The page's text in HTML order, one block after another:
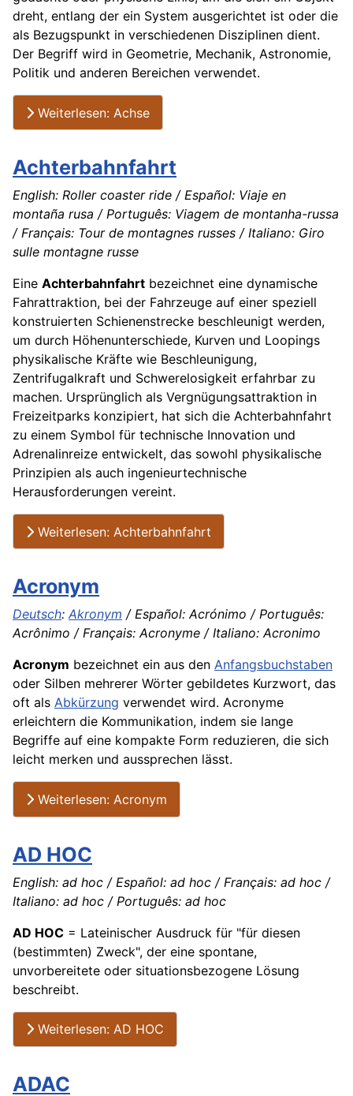
dreht, entlang der ein System ausgerichtet ist oder die
als Bezugspunkt in verschiedenen Disziplinen dient.
Der Begriff wird in Geometrie, Mechanik, Astronomie,
Politik und anderen Bereichen verwendet.
Weiterlesen: Achse
Achterbahnfahrt
English: Roller coaster ride / Español: Viaje en
montaña rusa / Português: Viagem de montanha-russa
/ Français: Tour de montagnes russes / Italiano: Giro
sulle montagne russe
Eine Achterbahnfahrt bezeichnet eine dynamische
Fahrattraktion, bei der Fahrzeuge auf einer speziell
konstruierten Schienenstrecke beschleunigt werden,
um durch Höhenunterschiede, Kurven und Loopings
physikalische Kräfte wie Beschleunigung,
Zentrifugalkraft und Schwerelosigkeit erfahrbar zu
machen. Ursprünglich als Vergnügungsattraktion in
Freizeitparks konzipiert, hat sich die Achterbahnfahrt
zu einem Symbol für technische Innovation und
Adrenalinreize entwickelt, das sowohl physikalische
Prinzipien als auch ingenieurtechnische
Herausforderungen vereint.
Weiterlesen: Achterbahnfahrt
Acronym
Deutsch: Akronym / Español: Acrónimo / Português:
Acrônimo / Français: Acronyme / Italiano: Acronimo
Acronym bezeichnet ein aus den Anfangsbuchstaben
oder Silben mehrerer Wörter gebildetes Kurzwort, das
oft als Abkürzung verwendet wird. Acronyme
erleichtern die Kommunikation, indem sie lange
Begriffe auf eine kompakte Form reduzieren, die sich
leicht merken und aussprechen lässt.
Weiterlesen: Acronym
AD HOC
English: ad hoc / Español: ad hoc / Français: ad hoc /
Italiano: ad hoc / Português: ad hoc
AD HOC = Lateinischer Ausdruck für "für diesen
(bestimmten) Zweck", der eine spontane,
unvorbereitete oder situationsbezogene Lösung
beschreibt.
Weiterlesen: AD HOC
ADAC